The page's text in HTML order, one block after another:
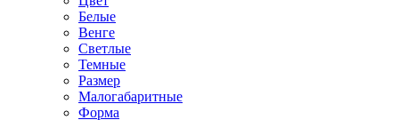
Белые
Венге
Светлые
Темные
Размер
Малогабаритные
Форма